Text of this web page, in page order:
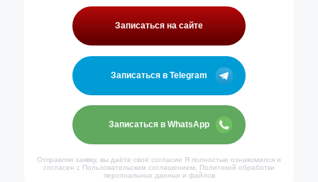
Отправляя заявку, вы даёте своё согласие Я полностью ознакомился и
согласен с Пользовательским соглашением, Политикой обработки
персональных данных и файлов
Записаться на сайте
Записаться в WhatsApp
Записаться в Telegram